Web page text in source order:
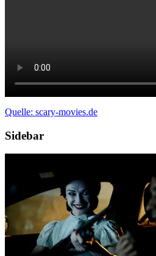
Quelle: scary-movies.de
Sidebar